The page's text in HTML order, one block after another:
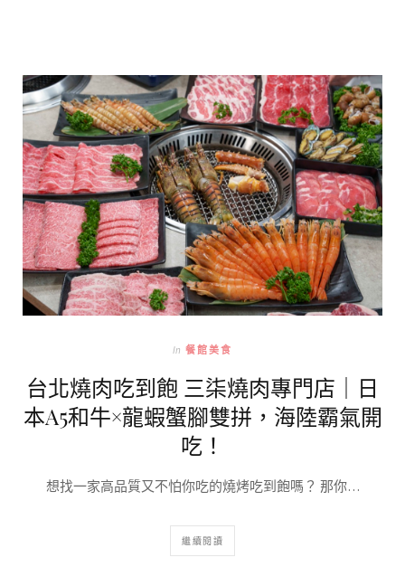
In 餐館美食
台北燒肉吃到飽 三柒燒肉專門店｜日
本A5和牛×龍蝦蟹腳雙拼，海陸霸氣開
吃！
想找一家高品質又不怕你吃的燒烤吃到飽嗎？ 那你…
繼續閱讀